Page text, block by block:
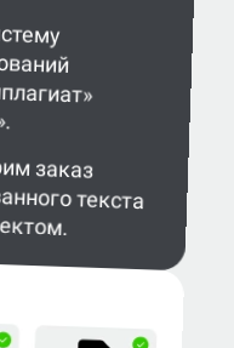
заказ
текста